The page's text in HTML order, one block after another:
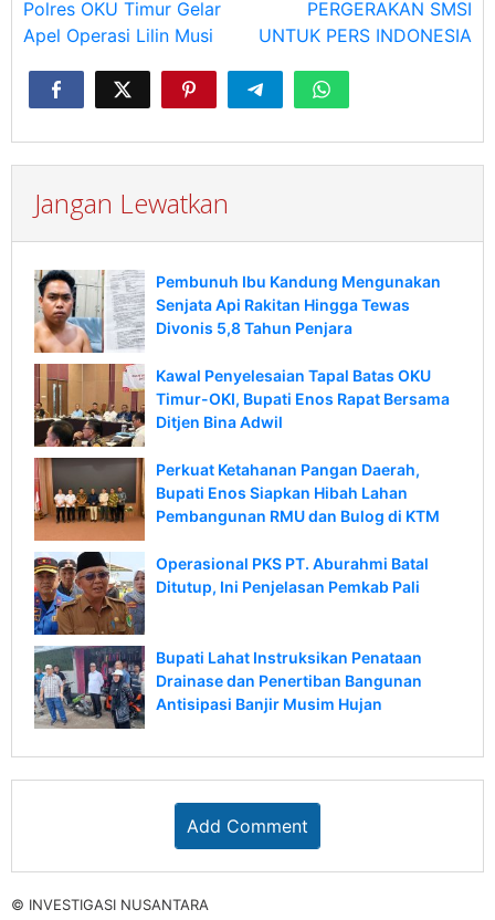
pos
Polres OKU Timur Gelar
Apel Operasi Lilin Musi
PERGERAKAN SMSI
UNTUK PERS INDONESIA
Jangan Lewatkan
Pembunuh Ibu Kandung Mengunakan
Senjata Api Rakitan Hingga Tewas
Divonis 5,8 Tahun Penjara
Kawal Penyelesaian Tapal Batas OKU
Timur-OKI, Bupati Enos Rapat Bersama
Ditjen Bina Adwil
Perkuat Ketahanan Pangan Daerah,
Bupati Enos Siapkan Hibah Lahan
Pembangunan RMU dan Bulog di KTM
Operasional PKS PT. Aburahmi Batal
Ditutup, Ini Penjelasan Pemkab Pali
Bupati Lahat Instruksikan Penataan
Drainase dan Penertiban Bangunan
Antisipasi Banjir Musim Hujan
Add Comment
© INVESTIGASI NUSANTARA